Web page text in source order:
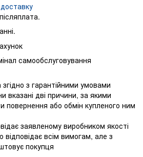
самообслуговування
згідно з гарантійними умовами
вказані дві причини, за якими
повернення або обмін купленого ним
заявленому виробником якості
всім вимогам, але з
покупця